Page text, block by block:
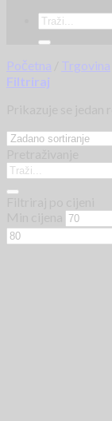
Početna Trgovina
Filtriraj